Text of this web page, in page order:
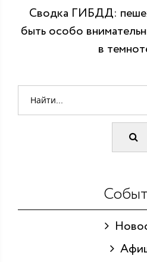
Сводка ГИБДД:
быть особо
в